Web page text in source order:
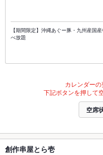
【期間限定】沖縄あぐー豚・九州産国
べ放題
カレンダーの
下記ボタンを押して
空席
創作串屋とら壱